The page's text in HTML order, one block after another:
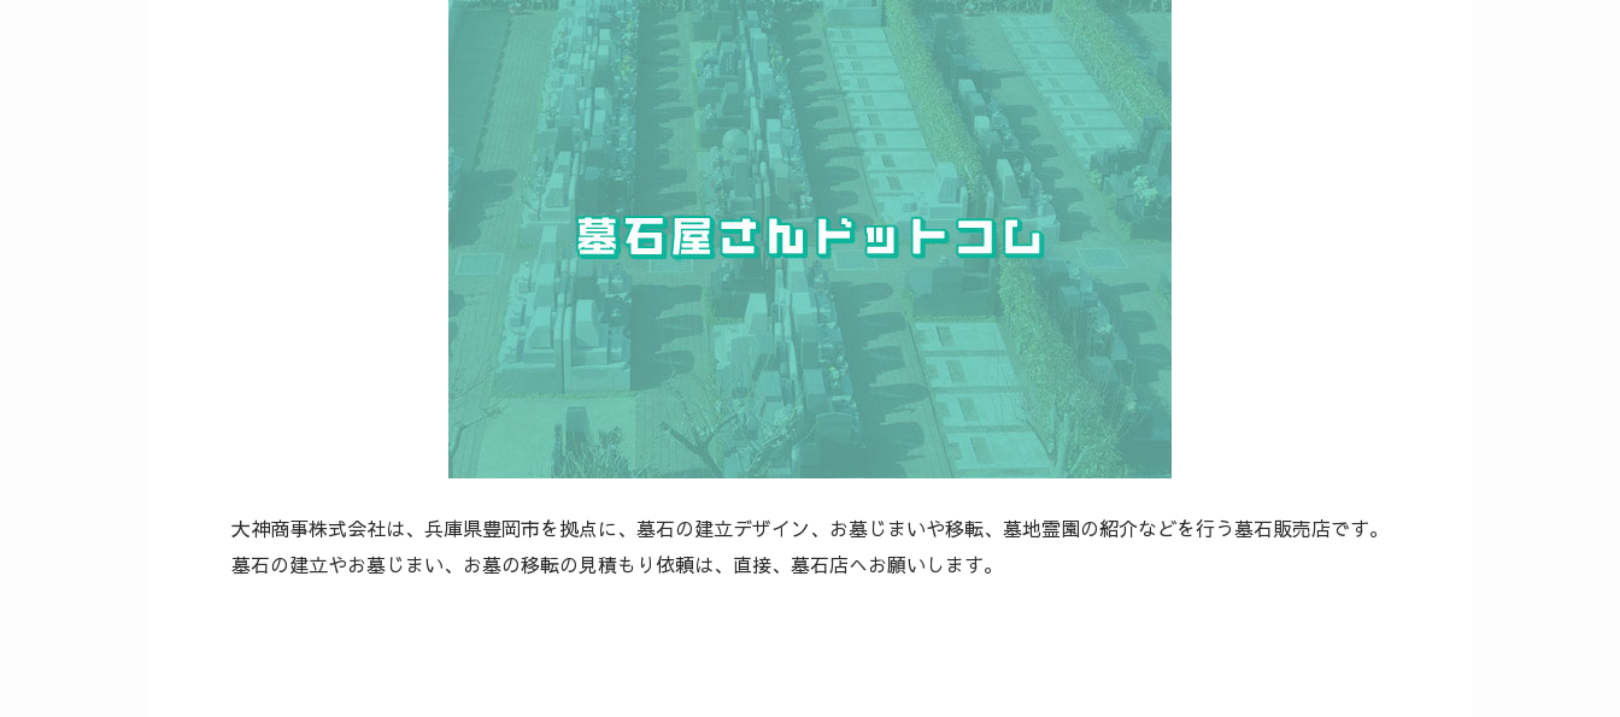
大神商事株式会社は、兵庫県豊岡市を拠点に、墓石の建立デザイン、お墓じまいや移転、墓地霊園の紹介などを行う墓石販売店です。
墓石の建立やお墓じまい、お墓の移転の見積もり依頼は、直接、墓石店へお願いします。